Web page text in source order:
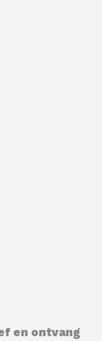
en ontvang